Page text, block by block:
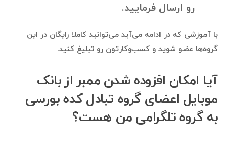
رو ارسال فرمایید.
با آموزشی که در ادامه می‌آید می‌توانید کاملا رایگان در این
گروه‌ها عضو شوید و کسب‌وکارتون رو تبلیغ کنید.
آیا امکان افزوده شدن ممبر از بانک
موبایل اعضای گروه تبادل کده بورسی
به گروه تلگرامی من هست؟